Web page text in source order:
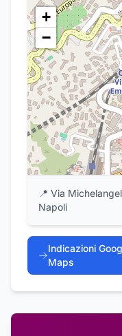
+
−
📍 Via
Napoli
Indicazioni
Maps